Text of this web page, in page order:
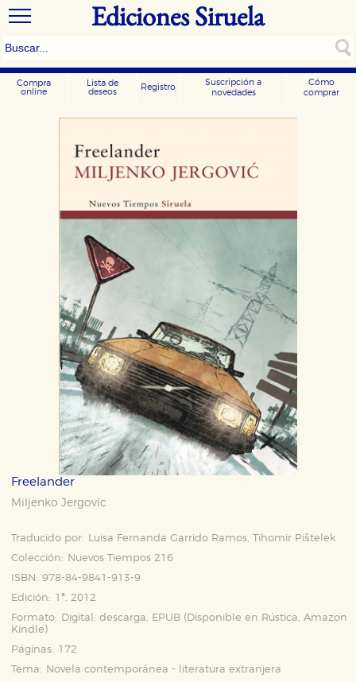
Ediciones Siruela
Compra
online
Lista de
deseos
Registro
Suscripción a
novedades
Cómo
comprar
Freelander
Miljenko Jergovic
Traducido por:
Luisa Fernanda Garrido Ramos, Tihomir Pištelek
Colección:
Nuevos Tiempos 216
ISBN: 978-84-9841-913-9
Edición: 1ª, 2012
Formato:
Digital: descarga, EPUB (Disponible en Rústica,Amazon
Kindle )
Páginas: 172
Tema:
Novela contemporánea - literatura extranjera